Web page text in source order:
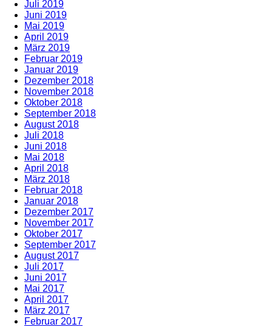
Juli 2019
Juni 2019
Mai 2019
April 2019
März 2019
Februar 2019
Januar 2019
Dezember 2018
November 2018
Oktober 2018
September 2018
August 2018
Juli 2018
Juni 2018
Mai 2018
April 2018
März 2018
Februar 2018
Januar 2018
Dezember 2017
November 2017
Oktober 2017
September 2017
August 2017
Juli 2017
Juni 2017
Mai 2017
April 2017
März 2017
Februar 2017